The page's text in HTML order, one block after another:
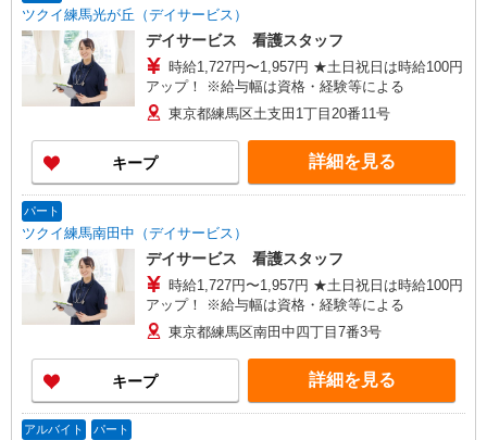
ツクイ練馬光が丘（デイサービス）
デイサービス 看護スタッフ
時給1,727円〜1,957円 ★土日祝日は時給100円
アップ！ ※給与幅は資格・経験等による
東京都練馬区土支田1丁目20番11号
キープ 詳細を見る
パート
ツクイ練馬南田中（デイサービス）
デイサービス 看護スタッフ
時給1,727円〜1,957円 ★土日祝日は時給100円
アップ！ ※給与幅は資格・経験等による
東京都練馬区南田中四丁目7番3号
キープ 詳細を見る
アルバイト パート